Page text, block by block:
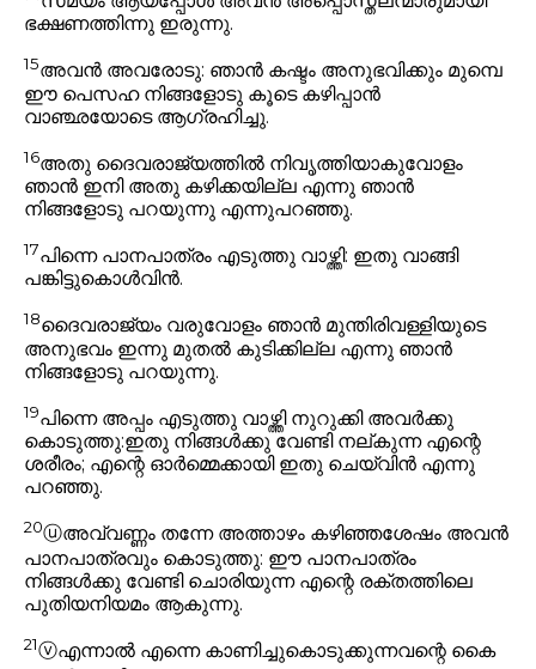
ഭക്ഷണത്തിന്നു ഇരുന്നു.
15അവൻ അവരോടു: ഞാൻ കഷ്ടം അനുഭവിക്കും മുമ്പെ
ഈ പെസഹ നിങ്ങളോടു കൂടെ കഴിപ്പാൻ
വാഞ്ഛയോടെ ആഗ്രഹിച്ചു.
16അതു ദൈവരാജ്യത്തിൽ നിവൃത്തിയാകുവോളം
ഞാൻ ഇനി അതു കഴിക്കയില്ല എന്നു ഞാൻ
നിങ്ങളോടു പറയുന്നു എന്നുപറഞ്ഞു.
17പിന്നെ പാനപാത്രം എടുത്തു വാഴ്ത്തി: ഇതു വാങ്ങി
പങ്കിട്ടുകൊൾവിൻ.
18ദൈവരാജ്യം വരുവോളം ഞാൻ മുന്തിരിവള്ളിയുടെ
അനുഭവം ഇന്നു മുതൽ കുടിക്കില്ല എന്നു ഞാൻ
നിങ്ങളോടു പറയുന്നു.
19പിന്നെ അപ്പം എടുത്തു വാഴ്ത്തി നുറുക്കി അവർക്കു
കൊടുത്തു:ഇതു നിങ്ങൾക്കു വേണ്ടി നല്കുന്ന എന്റെ
ശരീരം; എന്റെ ഓർമ്മെക്കായി ഇതു ചെയ്‌വിൻ എന്നു
പറഞ്ഞു.
20ⓤഅവ്വണ്ണം തന്നേ അത്താഴം കഴിഞ്ഞശേഷം അവൻ
പാനപാത്രവും കൊടുത്തു: ഈ പാനപാത്രം
നിങ്ങൾക്കു വേണ്ടി ചൊരിയുന്ന എന്റെ രക്തത്തിലെ
പുതിയനിയമം ആകുന്നു.
21ⓥഎന്നാൽ എന്നെ കാണിച്ചുകൊടുക്കുന്നവന്റെ കൈ